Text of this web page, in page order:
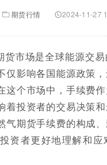
期货行情 2024-11-27
货市场是全球能源交
仅影响各国能源政策
这个市场中，手续费
着投资者的交易决策
气期货手续费的构成
资者更好地理解和应